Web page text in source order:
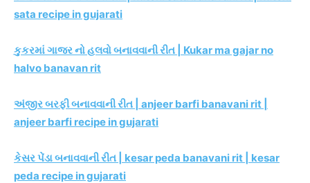
sata recipe in gujarati
કુકરમાં ગાજર નો હલવો બનાવવાની રીત | Kukar ma gajar no
halvo banavan rit
અંજીર બરફી બનાવવાની રીત | anjeer barfi banavani rit |
anjeer barfi recipe in gujarati
કેસર પેંડા બનાવવાની રીત | kesar peda banavani rit | kesar
peda recipe in gujarati